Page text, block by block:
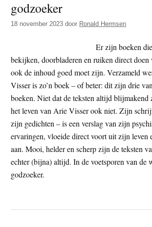
t
e
e
s
e
godzoeker
18 november 2023 door Ronald Hermsen
Er zijn boeken
bekijken, doorbladeren en ruiken direct doen
ook de inhoud goed moet zijn. Verzameld
Visser is zo’n boek – of beter: dit zijn drie
boeken. Niet dat de teksten altijd blijmakend
het leven van Arie Visser ook niet. Zijn
zijn gedichten – is een verslag van zijn
ervaringen, vloeide direct voort uit zijn leven
aan. Mooi, helder en scherp zijn de teksten
echter (bijna) altijd. In de voetsporen van de
godzoeker.